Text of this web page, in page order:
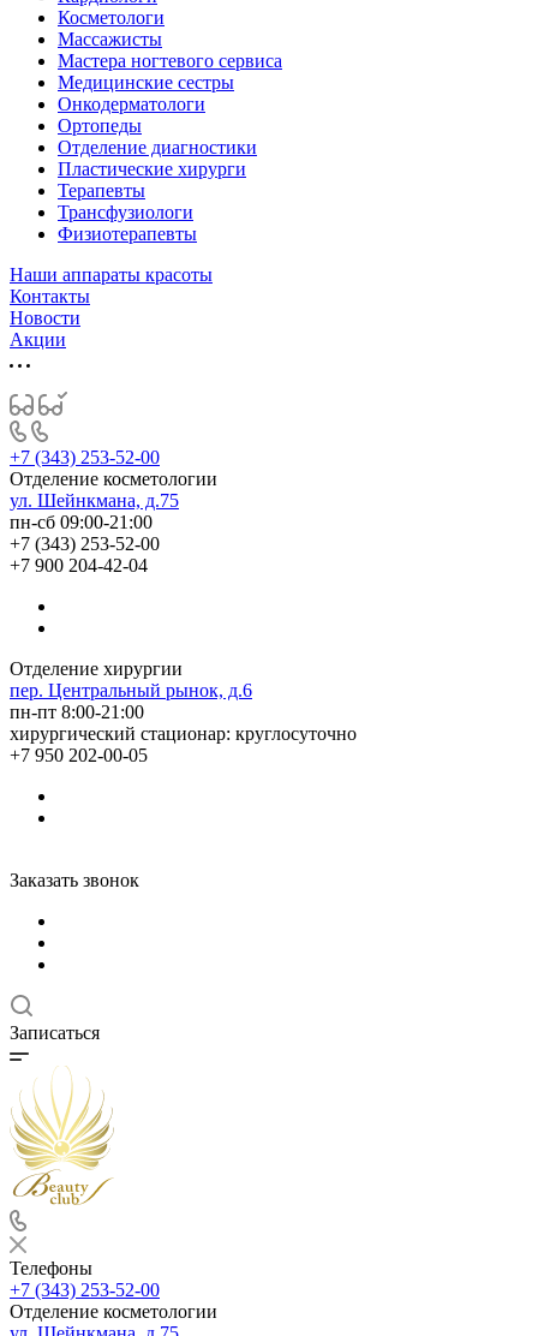
Косметологи
Массажисты
Мастера ногтевого сервиса
Медицинские сестры
Онкодерматологи
Ортопеды
Отделение диагностики
Пластические хирурги
Терапевты
Трансфузиологи
Физиотерапевты
Наши аппараты красоты
Контакты
Новости
Акции
+7 (343) 253-52-00
Отделение косметологии
ул. Шейнкмана, д.75
пн-сб 09:00-21:00
+7 (343) 253-52-00
+7 900 204-42-04
Отделение хирургии
пер. Центральный рынок, д.6
пн-пт 8:00-21:00
хирургический стационар: круглосуточно
+7 950 202-00-05
Заказать звонок
Записаться
Телефоны
+7 (343) 253-52-00
Отделение косметологии